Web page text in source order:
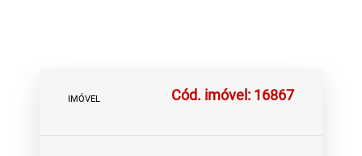
IMÓVEL Cód. imóvel: 16867